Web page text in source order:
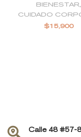
BIENESTAR,
CUIDADO
$15,900
Calle 48 #57-